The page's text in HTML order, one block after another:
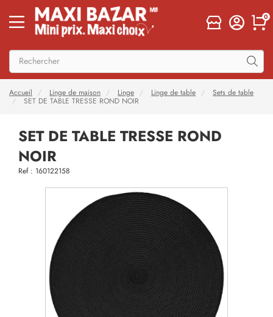
0
Accueil Linge de maison Linge Linge de table
Sets de table
SET DE TABLE TRESSE ROND NOIR
SET DE TABLE TRESSE ROND
NOIR
Ref : 160122158